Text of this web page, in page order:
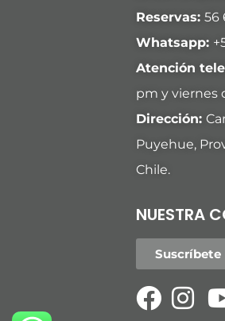
Reservas: 56
Whatsapp: +
Atención
pm y viernes
Dirección:
Puyehue,
Chile.
NUESTRA
Suscríbete